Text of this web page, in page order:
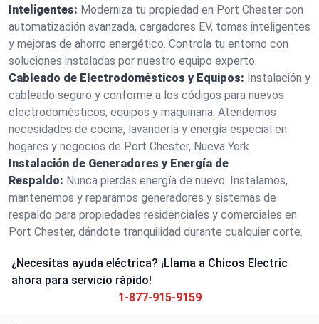
Inteligentes: Moderniza tu propiedad en Port Chester con
automatización avanzada, cargadores EV, tomas inteligentes
y mejoras de ahorro energético. Controla tu entorno con
soluciones instaladas por nuestro equipo experto.
Cableado de Electrodomésticos y Equipos: Instalación y
cableado seguro y conforme a los códigos para nuevos
electrodomésticos, equipos y maquinaria. Atendemos
necesidades de cocina, lavandería y energía especial en
hogares y negocios de Port Chester, Nueva York.
Instalación de Generadores y Energía de
Respaldo: Nunca pierdas energía de nuevo. Instalamos,
mantenemos y reparamos generadores y sistemas de
respaldo para propiedades residenciales y comerciales en
Port Chester, dándote tranquilidad durante cualquier corte.
¿Necesitas ayuda eléctrica? ¡Llama a Chicos Electric
ahora para servicio rápido!
1-877-915-9159